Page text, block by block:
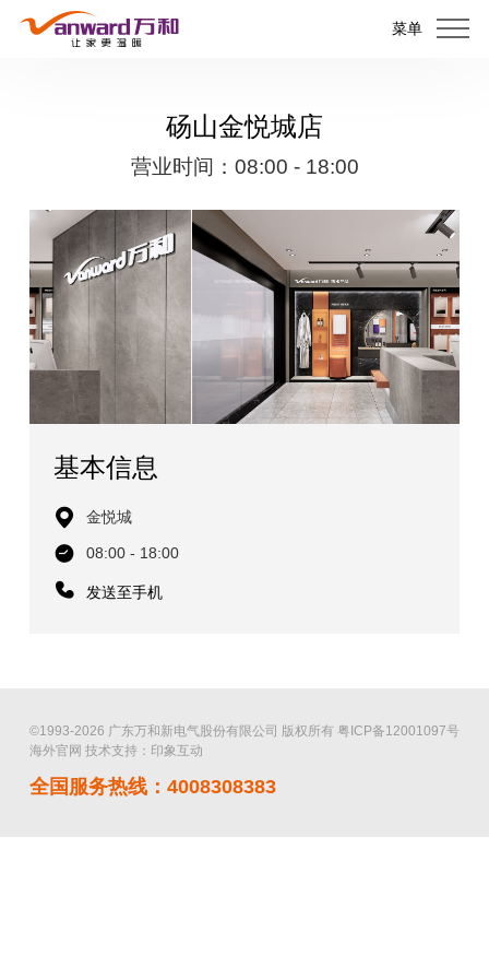
菜单
砀山金悦城店
营业时间：08:00 - 18:00
基本信息
金悦城
08:00 - 18:00
发送至手机
©1993-2026 广东万和新电气股份有限公司 版权所有 粤ICP备12001097号
海外官网 技术支持：印象互动
全国服务热线：4008308383